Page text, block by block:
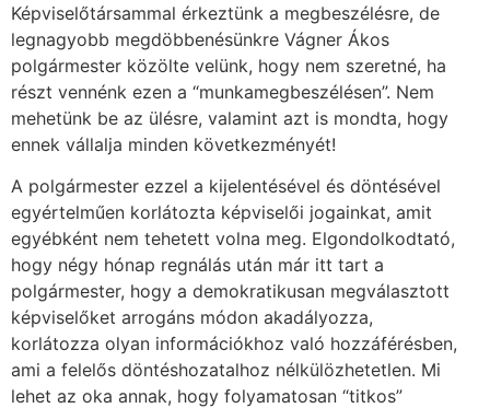
Képviselőtársammal érkeztünk a megbeszélésre, de
legnagyobb megdöbbenésünkre Vágner Ákos
polgármester közölte velünk, hogy nem szeretné, ha
részt vennénk ezen a “munkamegbeszélésen”. Nem
mehetünk be az ülésre, valamint azt is mondta, hogy
ennek vállalja minden következményét!
A polgármester ezzel a kijelentésével és döntésével
egyértelműen korlátozta képviselői jogainkat, amit
egyébként nem tehetett volna meg. Elgondolkodtató,
hogy négy hónap regnálás után már itt tart a
polgármester, hogy a demokratikusan megválasztott
képviselőket arrogáns módon akadályozza,
korlátozza olyan információkhoz való hozzáférésben,
ami a felelős döntéshozatalhoz nélkülözhetetlen. Mi
lehet az oka annak, hogy folyamatosan “titkos”